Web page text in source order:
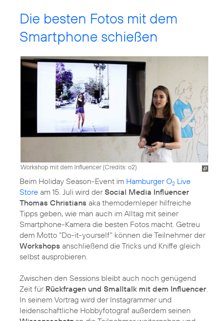
Die besten Fotos mit dem
Smartphone schießen
Workshop mit dem Influencer (Credits: o2)
Beim Holiday Season-Event im Hamburger O2 Live
Store am 15. Juli wird derSocial Media Influencer
Thomas Christians aka themodernleper hilfreiche
Tipps geben, wie man auch im Alltag mit seiner
Smartphone-Kamera die besten Fotos macht. Getreu
dem Motto "Do-it-yourself" können die Teilnehmer der
Workshops anschließend die Tricks und Kniffe gleich
selbst ausprobieren.
Zwischen den Sessions bleibt auch noch genügend
Zeit für Rückfragen und Smalltalk mit dem Influencer
In seinem Vortrag wird der Instagrammer und
leidenschaftliche Hobbyfotograf außerdem seinen